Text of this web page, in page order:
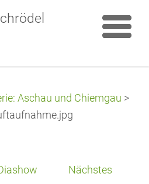
Aschau und Chiemgau >
Nächstes